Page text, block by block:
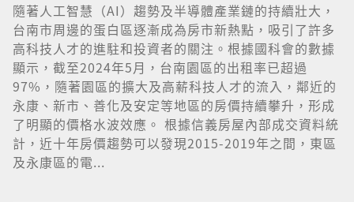
隨著人工智慧（AI）趨勢及半導體產業鏈的持續壯大，
台南市周邊的蛋白區逐漸成為房市新熱點，吸引了許多
高科技人才的進駐和投資者的關注。根據國科會的數據
顯示，截至2024年5月，台南園區的出租率已超過
97%，隨著園區的擴大及高薪科技人才的流入，鄰近的
永康、新市、善化及安定等地區的房價持續攀升，形成
了明顯的價格水波效應。 根據信義房屋內部成交資料統
計，近十年房價趨勢可以發現2015-2019年之間，東區
及永康區的電...